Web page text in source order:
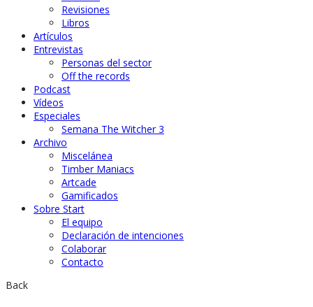
Revisiones
Libros
Artículos
Entrevistas
Personas del sector
Off the records
Podcast
Vídeos
Especiales
Semana The Witcher 3
Archivo
Miscelánea
Timber Maniacs
Artcade
Gamificados
Sobre Start
El equipo
Declaración de intenciones
Colaborar
Contacto
Back